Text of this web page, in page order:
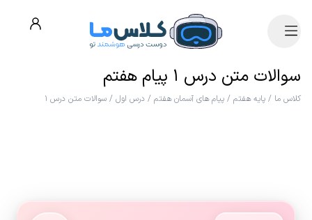
سوالات متن درس ۱ پیام هفتم
کلاس ما / پایه هفتم / پیام های آسمان هفتم / درس اول / سوالات متن درس ۱